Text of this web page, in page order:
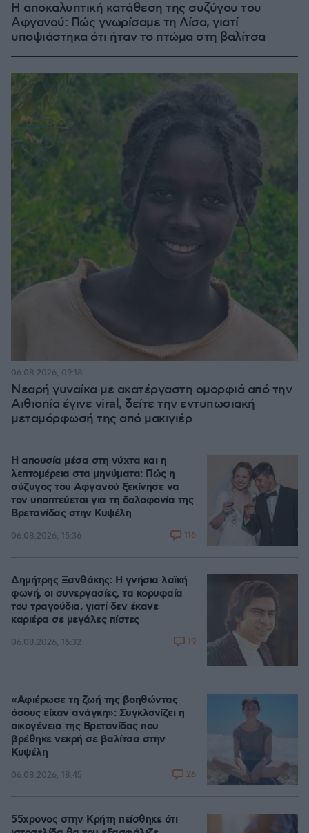
Η αποκαλυπτική κατάθεση της συζύγου του
Αφγανού: Πώς γνωρίσαμε τη Λίσα, γιατί
υποψιάστηκα ότι ήταν το πτώμα στη βαλίτσα
Νεαρή γυναίκα με ακατέργαστη ομορφιά από την
Αιθιοπία έγινε viral, δείτε την εντυπωσιακή
μεταμόρφωσή της από μακιγιέρ
06.08.2026, 09:18
Η απουσία μέσα στη νύχτα και η
λεπτομέρεια στα μηνύματα: Πώς η
σύζυγος του Αφγανού ξεκίνησε να
τον υποπτεύεται για τη δολοφονία της
Βρετανίδας στην Κυψέλη
06.08.2026, 15:36 116
Δημήτρης Ξανθάκης: Η γνήσια λαϊκή
φωνή, οι συνεργασίες, τα κορυφαία
του τραγούδια, γιατί δεν έκανε
καριέρα σε μεγάλες πίστες
06.08.2026, 16:32 19
«Αφιέρωσε τη ζωή της βοηθώντας
όσους είχαν ανάγκη»: Συγκλονίζει η
οικογένεια της Βρετανίδας που
βρέθηκε νεκρή σε βαλίτσα στην
Κυψέλη
06.08.2026, 18:45 26
55χρονος στην Κρήτη πείσθηκε ότι